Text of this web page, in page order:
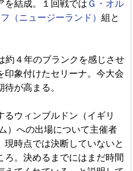
を結成。１回戦では Ｇ・オル
（ニュージーランド） 組と
約４年のブランクを感じさせ
印象付けたセリーナ。今大会
が高まる。
ウィンブルドン（イギリ
）への出場について主催者
現時点では決断していないと
ろ。決めるまでにはまだ時間